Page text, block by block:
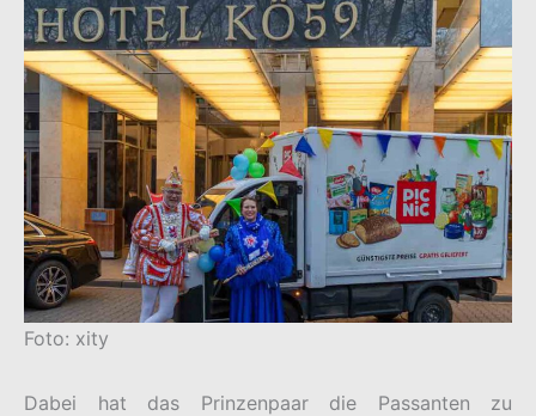
Foto: xity
Dabei hat das Prinzenpaar die Passanten zu